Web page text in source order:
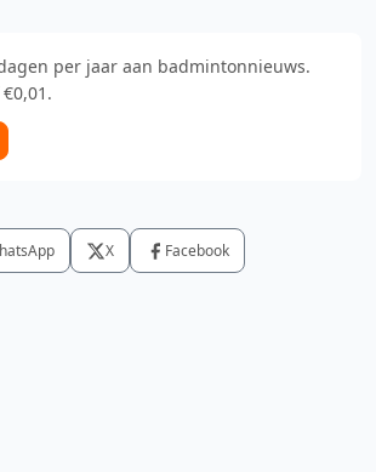
per jaar aan badmintonnieuws.
X Facebook